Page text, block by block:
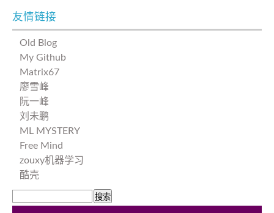
友情链接
Old Blog
My Github
Matrix67
廖雪峰
阮一峰
刘未鹏
ML MYSTERY
Free Mind
zouxy机器学习
酷壳